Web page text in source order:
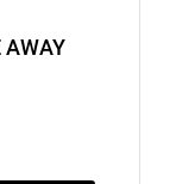
AWAY